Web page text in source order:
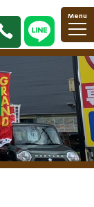
Menu